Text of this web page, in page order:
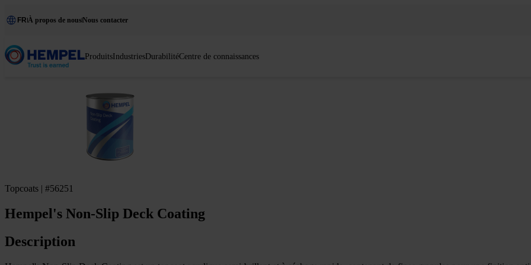
FR À propos de nous Nous contacter
ProduitsIndustriesDurabilitéCentre de connaissances
Topcoats | #56251
Hempel's Non-Slip Deck Coating
Description